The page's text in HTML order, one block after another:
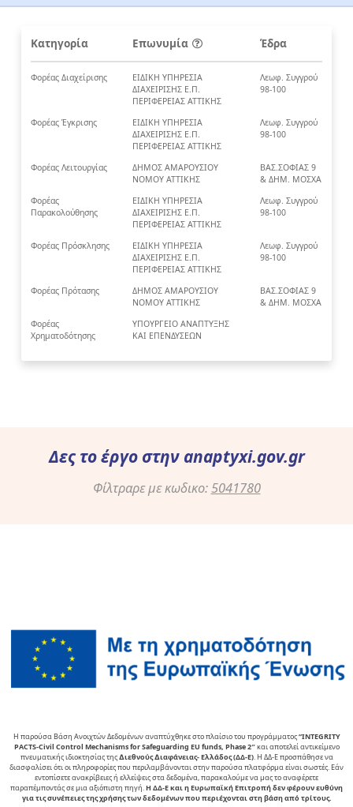
Κατηγορία Επωνυμία Έδρα
Φορέας Διαχείρισης
ΕΙΔΙΚΗ ΥΠΗΡΕΣΙΑ
ΔΙΑΧΕΙΡΙΣΗΣ Ε.Π.
ΠΕΡΙΦΕΡΕΙΑΣ ΑΤΤΙΚΗΣ
Λεωφ. Συγγρού
98-100
Φορέας Έγκρισης
ΕΙΔΙΚΗ ΥΠΗΡΕΣΙΑ
ΔΙΑΧΕΙΡΙΣΗΣ Ε.Π.
ΠΕΡΙΦΕΡΕΙΑΣ ΑΤΤΙΚΗΣ
Λεωφ. Συγγρού
98-100
Φορέας Λειτουργίας
ΔΗΜΟΣ ΑΜΑΡΟΥΣΙΟΥ
ΝΟΜΟΥ ΑΤΤΙΚΗΣ
ΒΑΣ.ΣΟΦΙΑΣ 9
& ΔΗΜ. ΜΟΣΧΑ
Φορέας
Παρακολούθησης
ΕΙΔΙΚΗ ΥΠΗΡΕΣΙΑ
ΔΙΑΧΕΙΡΙΣΗΣ Ε.Π.
ΠΕΡΙΦΕΡΕΙΑΣ ΑΤΤΙΚΗΣ
Λεωφ. Συγγρού
98-100
Φορέας Πρόσκλησης
ΕΙΔΙΚΗ ΥΠΗΡΕΣΙΑ
ΔΙΑΧΕΙΡΙΣΗΣ Ε.Π.
ΠΕΡΙΦΕΡΕΙΑΣ ΑΤΤΙΚΗΣ
Λεωφ. Συγγρού
98-100
Φορέας Πρότασης
ΔΗΜΟΣ ΑΜΑΡΟΥΣΙΟΥ
ΝΟΜΟΥ ΑΤΤΙΚΗΣ
ΒΑΣ.ΣΟΦΙΑΣ 9
& ΔΗΜ. ΜΟΣΧΑ
Φορέας
Χρηματοδότησης
ΥΠΟΥΡΓΕΙΟ ΑΝΑΠΤΥΞΗΣ
ΚΑΙ ΕΠΕΝΔΥΣΕΩΝ
Δες το έργο στην anaptyxi.gov.gr
Φίλτραρε με κωδικο:5041780
Η παρούσα Βάση Ανοιχτών Δεδομένων αναπτύχθηκε στο πλαίσιο του προγράμματος“INTEGRITY
PACTS-Civil Control Mechanisms for Safeguarding EU funds, Phase 2″και αποτελεί αντικείµενο
πνευµατικής ιδιοκτησίας της∆ιεθνούς ∆ιαφάνειας- Ελλάδος (ΔΔ-Ε). Η ΔΔ-Ε προσπάθησε να
διασφαλίσει ότι οι πληροφορίες που περιλαμβάνονται στην παρούσα πλατφόρμα είναι σωστές. Εάν
εντοπίσετε ανακρίβειες ή ελλείψεις στα δεδομένα, παρακαλούμε να μας το αναφέρετε
παραπέμποντάς σε μια αξιόπιστη πηγή.Η ΔΔ-Ε και η Ευρωπαϊκή Επιτροπή δεν φέρουν ευθύνη
για τις συνέπειες της χρήσης των δεδομένων που περιέχονται στη βάση από τρίτους.